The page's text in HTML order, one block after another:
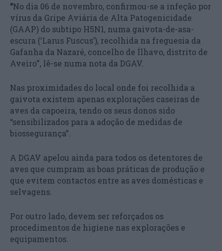
“No dia 06 de novembro, confirmou-se a infeção por
vírus da Gripe Aviária de Alta Patogenicidade
(GAAP) do subtipo H5N1, numa gaivota-de-asa-
escura (‘Larus Fuscus’), recolhida na freguesia da
Gafanha da Nazaré, concelho de Ílhavo, distrito de
Aveiro”, lê-se numa nota da DGAV.
Nas proximidades do local onde foi recolhida a
gaivota existem apenas explorações caseiras de
aves da capoeira, tendo os seus donos sido
“sensibilizados para a adoção de medidas de
biossegurança”.
A DGAV apelou ainda para todos os detentores de
aves que cumpram as boas práticas de produção e
que evitem contactos entre as aves domésticas e
selvagens.
Por outro lado, devem ser reforçados os
procedimentos de higiene nas explorações e
equipamentos.